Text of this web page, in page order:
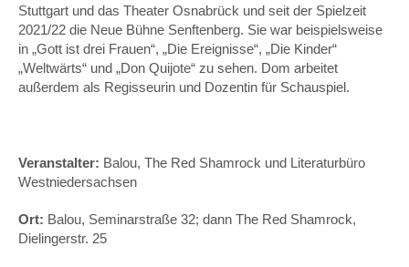
Stuttgart und das Theater Osnabrück und seit der Spielzeit
2021/22 die Neue Bühne Senftenberg. Sie war beispielsweise
in „Gott ist drei Frauen“, „Die Ereignisse“, „Die Kinder“
„Weltwärts“ und „Don Quijote“ zu sehen. Dom arbeitet
außerdem als Regisseurin und Dozentin für Schauspiel.
Veranstalter: Balou, The Red Shamrock und Literaturbüro
Westniedersachsen
Ort: Balou, Seminarstraße 32; dann The Red Shamrock,
Dielingerstr. 25